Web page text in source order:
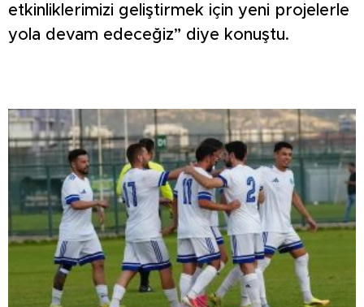
etkinliklerimizi geliştirmek için yeni projelerle
yola devam edeceğiz” diye konuştu.